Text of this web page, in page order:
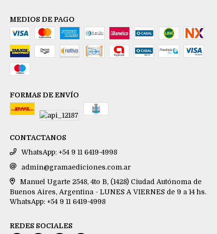
MEDIOS DE PAGO
FORMAS DE ENVÍO
CONTACTANOS
WhatsApp: +54 9 11 6419-4998
admin@gramaediciones.com.ar
Manuel Ugarte 2548, 4to B, (1428) Ciudad Autónoma de
Buenos Aires, Argentina - LUNES A VIERNES de 9 a 14 hs.
WhatsApp: +54 9 11 6419-4998
REDES SOCIALES